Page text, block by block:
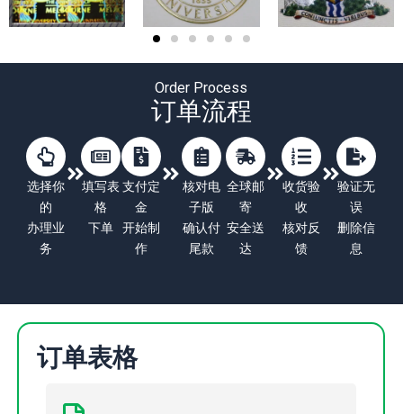
Order Process
订单流程
选择你
的
办理业
务
填写表
格
下单
支付定
金
开始制
作
核对电
子版
确认付
尾款
全球邮
寄
安全送
达
收货验
收
核对反
馈
验证无
误
删除信
息
订单表格